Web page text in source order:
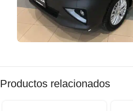
Productos relacionados